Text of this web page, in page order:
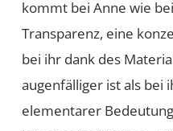
kommt bei Anne wie
Transparenz, eine
bei ihr dank des
augenfälliger ist als bei
elementarer